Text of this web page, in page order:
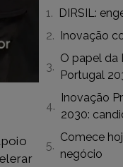
DIRSIL:
Inovação
O papel da
Portugal
Inovação
2030:
Comece
negócio